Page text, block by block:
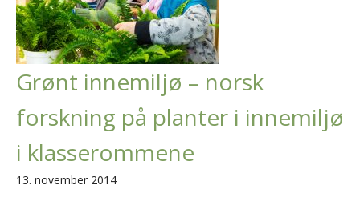
Grønt innemiljø – norsk
forskning på planter i innemiljø
i klasserommene
13. november 2014